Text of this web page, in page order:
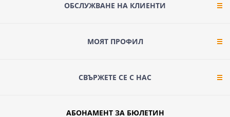
ОБСЛУЖВАНЕ НА КЛИЕНТИ
МОЯТ ПРОФИЛ
СВЪРЖЕТЕ СЕ С НАС
АБОНАМЕНТ ЗА БЮЛЕТИН